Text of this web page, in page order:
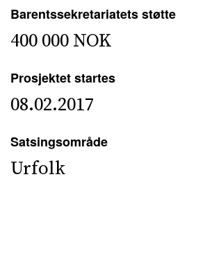
Barentssekretariatets støtte
400 000 NOK
Prosjektet startes
08.02.2017
Satsingsområde
Urfolk